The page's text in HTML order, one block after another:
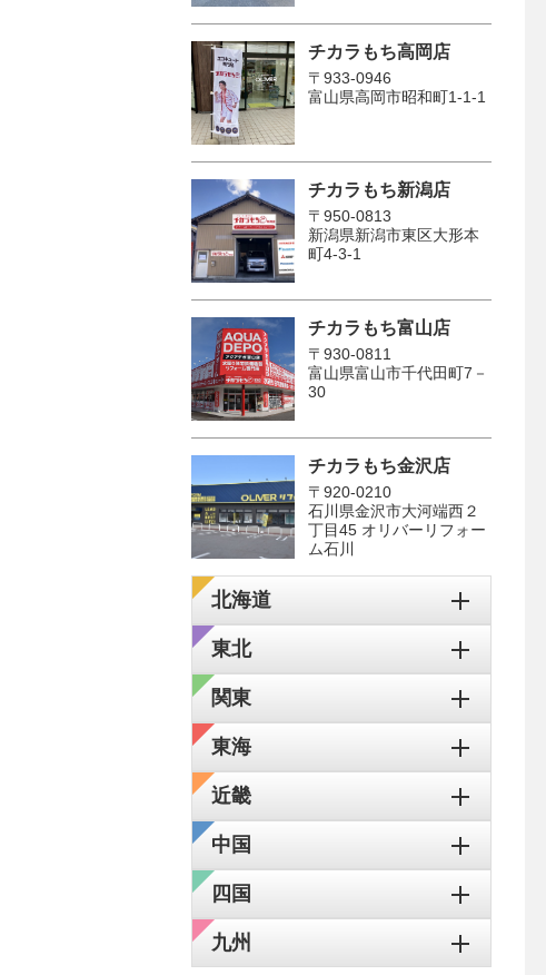
チカラもち高岡店
〒933-0946
富山県高岡市昭和町1-1-1
チカラもち新潟店
〒950-0813
新潟県新潟市東区大形本
町4-3-1
チカラもち富山店
〒930-0811
富山県富山市千代田町7－
30
チカラもち金沢店
〒920-0210
石川県金沢市大河端西２
丁目45 オリバーリフォー
ム石川
北海道
東北
関東
東海
近畿
中国
四国
九州